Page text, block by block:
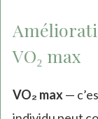
VO₂ max
VO₂ max —